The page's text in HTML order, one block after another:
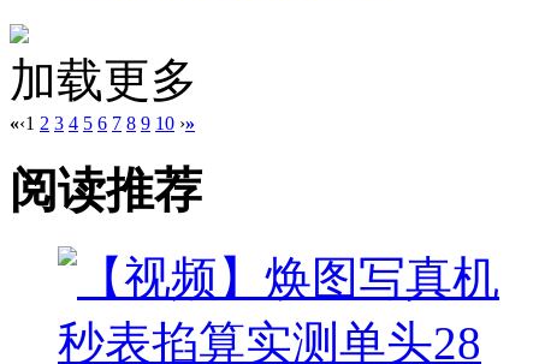
加载更多
«‹1 2 3 4 5 6 7 8 9 10 ›»
阅读推荐